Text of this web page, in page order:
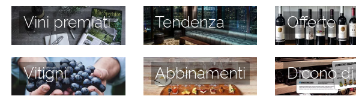
Vini premiati Tendenza Offerte
Vitigni Abbinamenti Dicono